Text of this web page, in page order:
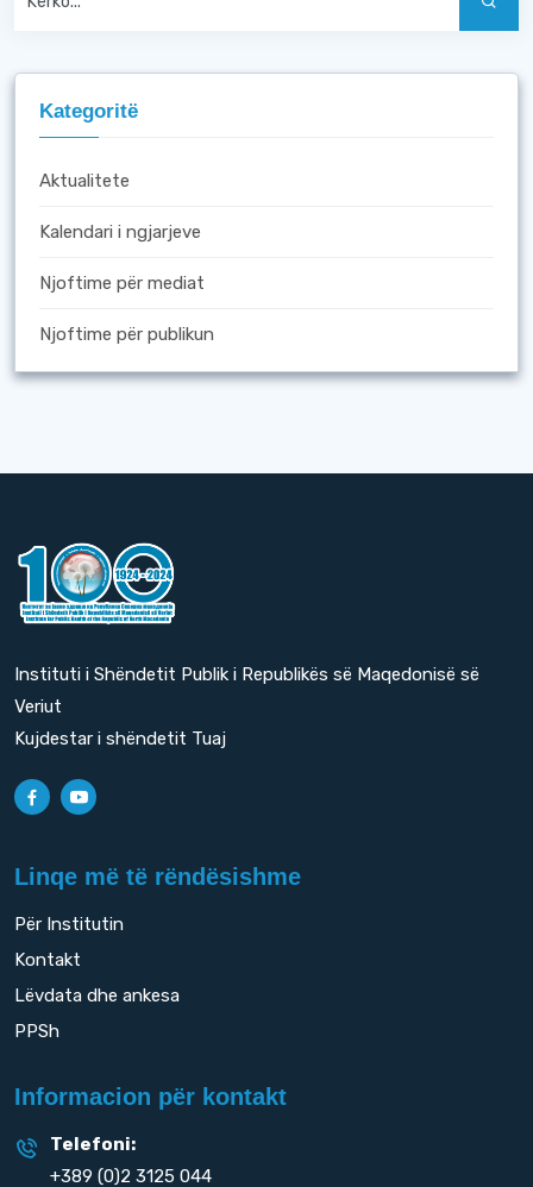
Kategoritë
Aktualitete
Kalendari i ngjarjeve
Njoftime për mediat
Njoftime për publikun
Instituti i Shëndetit Publik i Republikës së Maqedonisë së
Veriut
Kujdestar i shëndetit Tuaj
Linqe më të rëndësishme
Për Institutin
Kontakt
Lëvdata dhe ankesa
PPSh
Informacion për kontakt
Telefoni:
+389 (0)2 3125 044